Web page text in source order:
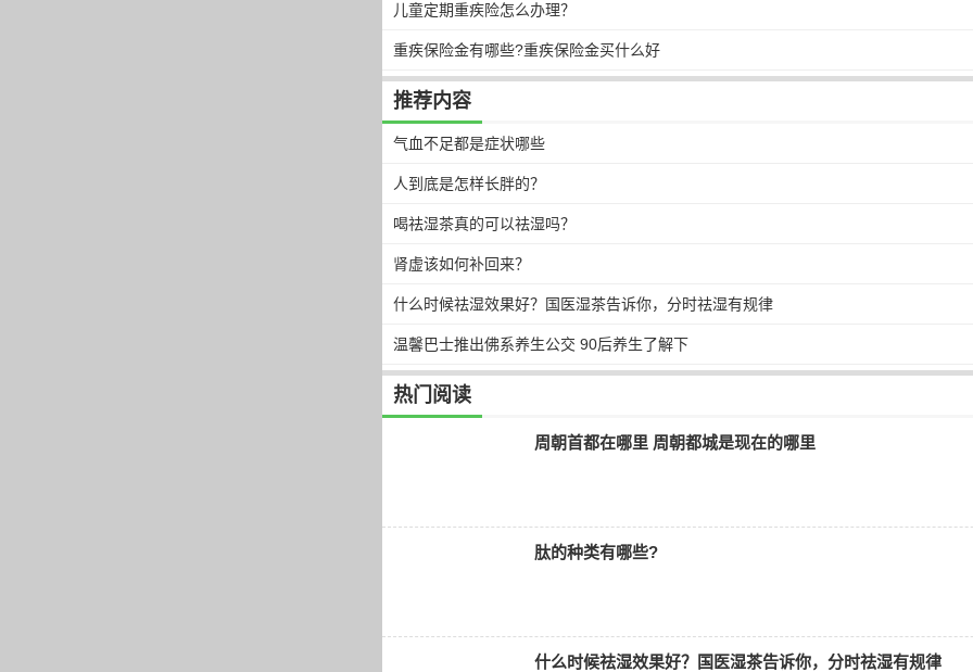
儿童定期重疾险怎么办理？
重疾保险金有哪些?重疾保险金买什么好
推荐内容
气血不足都是症状哪些
人到底是怎样长胖的？
喝祛湿茶真的可以祛湿吗？
肾虚该如何补回来？
什么时候祛湿效果好？国医湿茶告诉你，分时祛湿有规律
温馨巴士推出佛系养生公交 90后养生了解下
热门阅读
周朝首都在哪里 周朝都城是现在的哪里
肽的种类有哪些?
什么时候祛湿效果好？国医湿茶告诉你，分时祛湿有规律